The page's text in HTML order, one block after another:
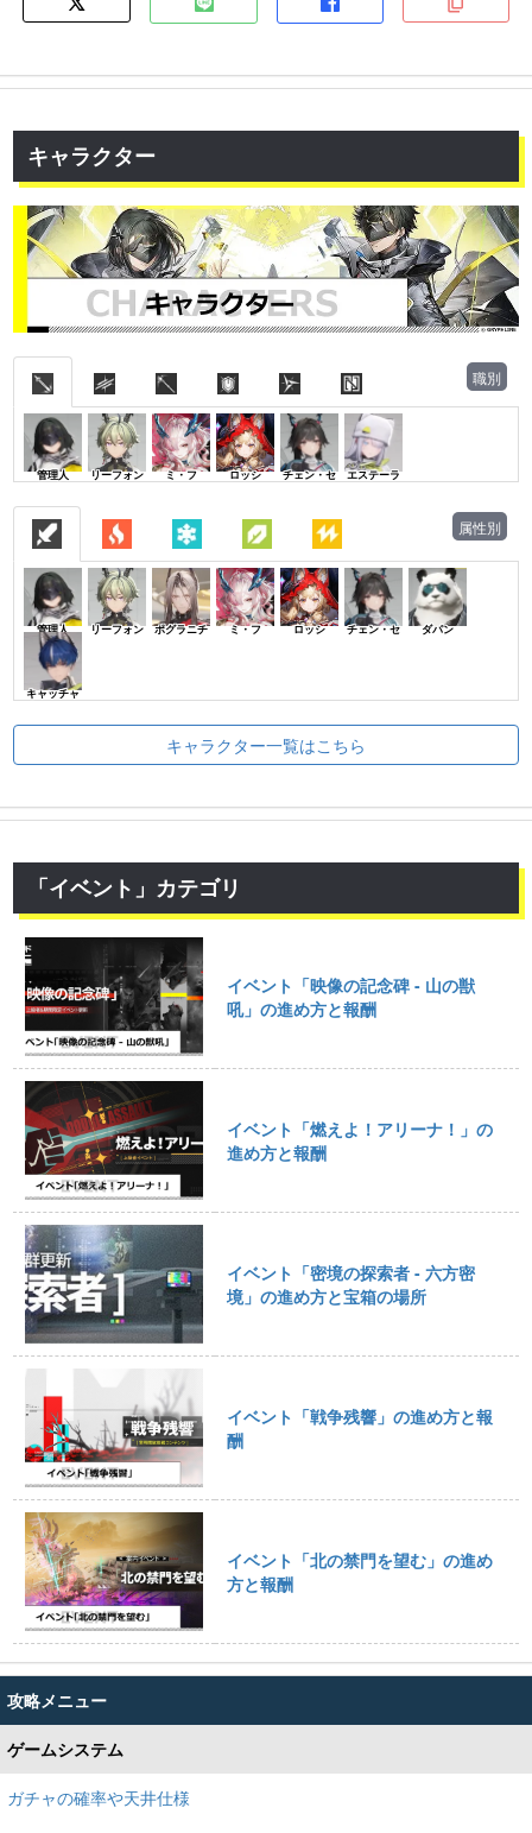
キャラクター
管理人 リーフォン ミ・フ ロッシ チェン・セ エステーラ
職別
管理人 リーフォン ポグラニチ ミ・フ ロッシ チェン・セ ダパン
キャッチャ
属性別
キャラクター一覧はこちら
「イベント」カテゴリ
イベント「映像の記念碑 - 山の獣
吼」の進め方と報酬
イベント「燃えよ！アリーナ！」の
進め方と報酬
イベント「密境の探索者 - 六方密
境」の進め方と宝箱の場所
イベント「戦争残響」の進め方と報
酬
イベント「北の禁門を望む」の進め
方と報酬
攻略メニュー
ゲームシステム
ガチャの確率や天井仕様